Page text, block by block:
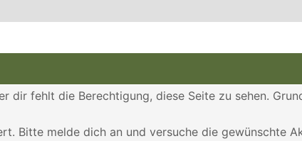
dir fehlt die Berechtigung, diese Seite zu sehen.
Bitte melde dich an und versuche die gewünschte